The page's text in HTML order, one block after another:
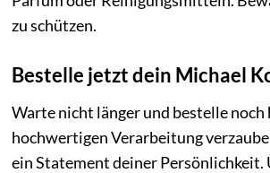
zu schützen.
Bestelle jetzt dein Michael
Warte nicht länger und bestelle noch
hochwertigen Verarbeitung
ein Statement deiner Persönlichkeit.